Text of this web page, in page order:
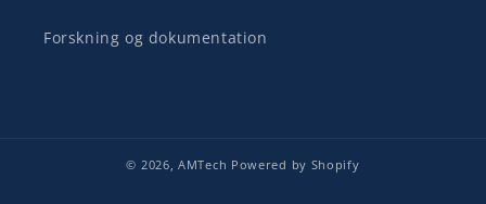
Forskning og dokumentation
© 2026,AMTech Powered by Shopify